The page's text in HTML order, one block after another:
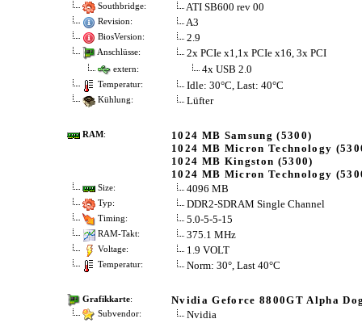
Southbridge: ATI SB600 rev 00
Revision: A3
BiosVersion: 2.9
Anschlüsse: 2x PCIe x1,1x PCIe x16, 3x PCI
extern: 4x USB 2.0
Temperatur: Idle: 30°C, Last: 40°C
Kühlung: Lüfter
RAM:
1024 MB Samsung (5300)
1024 MB Micron Technology
1024 MB Kingston (5300)
1024 MB Micron Technology
Size: 4096 MB
Typ: DDR2-SDRAM Single Channel
Timing: 5.0-5-5-15
RAM-Takt: 375.1 MHz
Voltage: 1.9 VOLT
Temperatur: Norm: 30°, Last 40°C
Grafikkarte: Nvidia Geforce 8800GT Alpha
Subvendor: Nvidia